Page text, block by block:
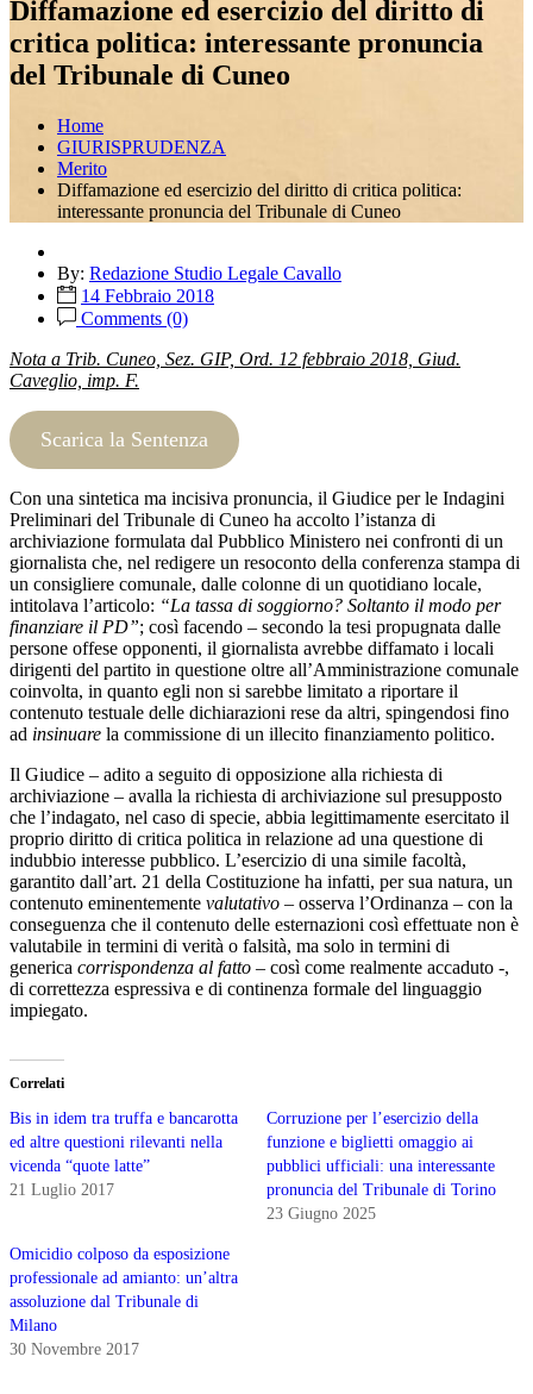
Diffamazione ed esercizio del diritto di
critica politica: interessante pronuncia
del Tribunale di Cuneo
Home
GIURISPRUDENZA
Merito
Diffamazione ed esercizio del diritto di critica politica:
interessante pronuncia del Tribunale di Cuneo
By: Redazione Studio Legale Cavallo
14 Febbraio 2018
Comments (0)
Nota a Trib. Cuneo, Sez. GIP, Ord. 12 febbraio 2018, Giud.
Caveglio, imp. F.
Scarica la Sentenza
Con una sintetica ma incisiva pronuncia, il Giudice per le Indagini
Preliminari del Tribunale di Cuneo ha accolto l’istanza di
archiviazione formulata dal Pubblico Ministero nei confronti di un
giornalista che, nel redigere un resoconto della conferenza stampa di
un consigliere comunale, dalle colonne di un quotidiano locale,
intitolava l’articolo: “La tassa di soggiorno? Soltanto il modo per
finanziare il PD”; così facendo – secondo la tesi propugnata dalle
persone offese opponenti, il giornalista avrebbe diffamato i locali
dirigenti del partito in questione oltre all’Amministrazione comunale
coinvolta, in quanto egli non si sarebbe limitato a riportare il
contenuto testuale delle dichiarazioni rese da altri, spingendosi fino
ad insinuare la commissione di un illecito finanziamento politico.
Il Giudice – adito a seguito di opposizione alla richiesta di
archiviazione – avalla la richiesta di archiviazione sul presupposto
che l’indagato, nel caso di specie, abbia legittimamente esercitato il
proprio diritto di critica politica in relazione ad una questione di
indubbio interesse pubblico. L’esercizio di una simile facoltà,
garantito dall’art. 21 della Costituzione ha infatti, per sua natura, un
contenuto eminentemente valutativo – osserva l’Ordinanza – con la
conseguenza che il contenuto delle esternazioni così effettuate non è
valutabile in termini di verità o falsità, ma solo in termini di
generica corrispondenza al fatto – così come realmente accaduto -,
di correttezza espressiva e di continenza formale del linguaggio
impiegato.
Correlati
Bis in idem tra truffa e bancarotta
ed altre questioni rilevanti nella
vicenda “quote latte”
21 Luglio 2017
Corruzione per l’esercizio della
funzione e biglietti omaggio ai
pubblici ufficiali: una interessante
pronuncia del Tribunale di Torino
23 Giugno 2025
Omicidio colposo da esposizione
professionale ad amianto: un’altra
assoluzione dal Tribunale di
Milano
30 Novembre 2017